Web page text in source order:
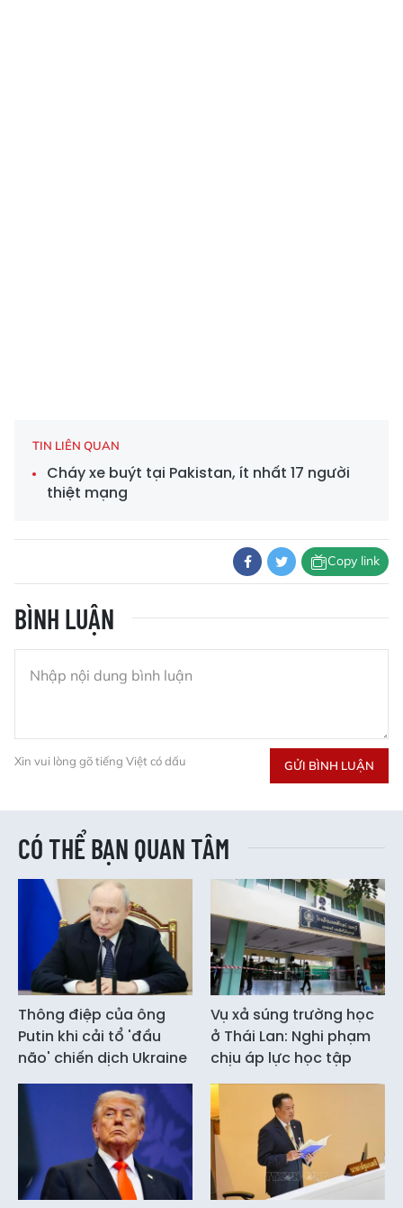
TIN LIÊN QUAN
Cháy xe buýt tại Pakistan, ít nhất 17 người
thiệt mạng
Copy link
BÌNH LUẬN
Xin vui lòng gõ tiếng Việt có dấu GỬI BÌNH LUẬN
CÓ THỂ BẠN QUAN TÂM
Thông điệp của ông
Putin khi cải tổ 'đầu
não' chiến dịch Ukraine
Vụ xả súng trường học
ở Thái Lan: Nghi phạm
chịu áp lực học tập